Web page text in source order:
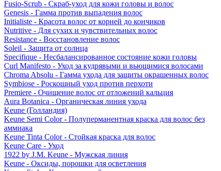
Fusio-Scrub - Скраб-уход для кожи головы и волос
Genesis - Гамма против выпадения волос
Initialiste - Красота волос от корней до кончиков
Nutritive - Для сухих и чувствительных волос
Resistance - Восстановление волос
Soleil - Защита от солнца
Specifique - Несбалансированное состояние кожи головы
Curl Manifesto - Уход за кудрявыми и вьющимися волосами
Chroma Absolu - Гамма ухода для защиты окрашенных волос
Symbiose - Роскошный уход против перхоти
Premiere - Очищение волос от отложений кальция
Aura Botanica - Органическая линия ухода
Keune (Голландия)
Keune Semi Color - Полуперманентная краска для волос без
аммиака
Keune Tinta Color - Стойкая краска для волос
Keune Care - Уход
1922 by J.M. Keune - Мужская линия
Keune - Оксиды, порошки для осветления